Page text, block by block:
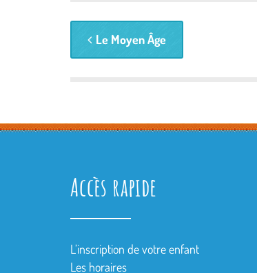
Le Moyen Âge
Accès rapide
L’inscription de votre enfant
Les horaires